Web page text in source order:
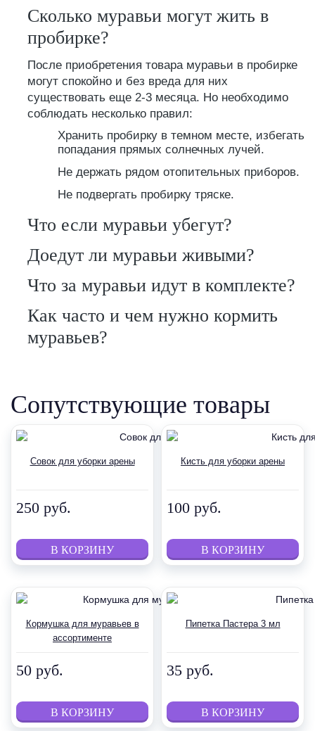
Сколько муравьи могут жить в
пробирке?
После приобретения товара муравьи в пробирке
могут спокойно и без вреда для них
существовать еще 2-3 месяца. Но необходимо
соблюдать несколько правил:
Хранить пробирку в темном месте, избегать
попадания прямых солнечных лучей.
Не держать рядом отопительных приборов.
Не подвергать пробирку тряске.
Что если муравьи убегут?
Доедут ли муравьи живыми?
Что за муравьи идут в комплекте?
Как часто и чем нужно кормить
муравьев?
Сопутствующие товары
Совок для уборки арены
250 руб.
Кисть для уборки арены
100 руб.
Кормушка для муравьев в
ассортименте
50 руб.
Пипетка Пастера 3 мл
35 руб.